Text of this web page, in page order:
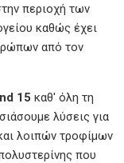
περιοχή των
καθώς έχει
από τον
15 καθ' όλη τη
λύσεις για
λοιπών τροφίμων
που